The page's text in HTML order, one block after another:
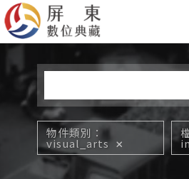
展覽
關於我們
Jump to Main
您在這裡
物件類別
visual_arts